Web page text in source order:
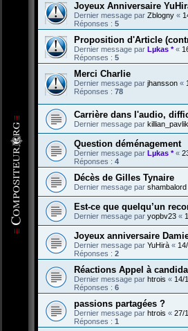
Joyeux Anniversaire
Dernier message par Zblogny «
Réponses : 5
Proposition d'Article
Dernier message par Lµkas *«
Réponses : 5
Merci Charlie
Dernier message par jhansson «
Réponses : 78
Carrière dans l'audio,
Dernier message par killian_pavlik
Question déménagement
Dernier message par Lµkas *«
Réponses : 4
Décès de Gilles Tynaire
Dernier message par shambalord
Est-ce que quelqu’un
Dernier message par yopbv23 «
Joyeux anniversaire
Dernier message par YuHirà «
Réponses : 2
Réactions Appel à
Dernier message par htrois « 14/
Réponses : 6
passions partagées ?
Dernier message par htrois « 27/
Réponses : 1